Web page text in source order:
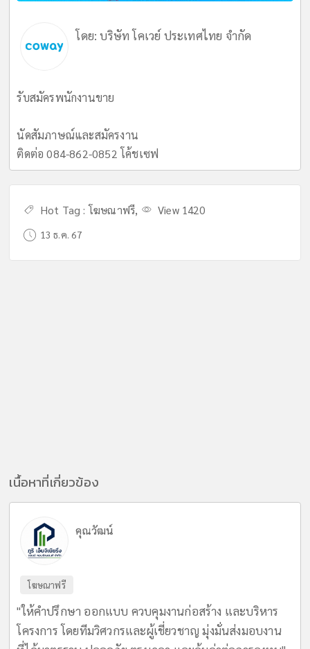
โดย:บริษัท โคเวย์ ประเทศไทย จำกัด
รับสมัครพนักงานขาย
นัดสัมภาษณ์และสมัครงาน
ติดต่อ 084-862-0852 โค้ชเซฟ
Hot Tag : โฆษณาฟรี, View 1420
13 ธ.ค. 67
เนื้อหาที่เกี่ยวข้อง
คุณวัฒน์
โฆษณาฟรี
"ให้คำปรึกษา ออกแบบ ควบคุมงานก่อสร้าง และบริหาร
โครงการ โดยทีมวิศวกรและผู้เชี่ยวชาญ มุ่งมั่นส่งมอบงาน